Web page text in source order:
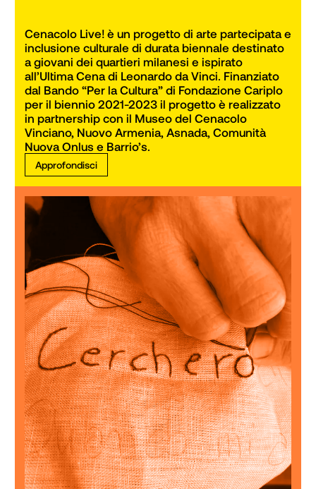
Cenacolo Live! è un progetto di arte partecipata e
inclusione culturale di durata biennale destinato
a giovani dei quartieri milanesi e ispirato
all’Ultima Cena di Leonardo da Vinci. Finanziato
dal Bando “Per la Cultura” di Fondazione Cariplo
per il biennio 2021-2023 il progetto è realizzato
in partnership con il Museo del Cenacolo
Vinciano, Nuovo Armenia, Asnada, Comunità
Nuova Onlus e Barrio’s.
Approfondisci